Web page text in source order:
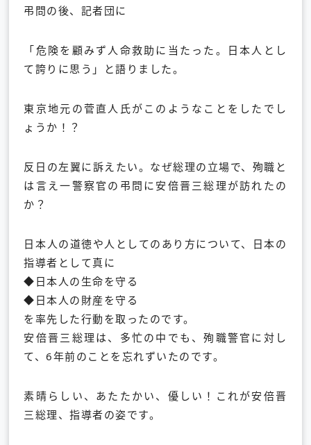
弔問の後、記者団に
「危険を顧みず人命救助に当たった。日本人とし
て誇りに思う」
と語りました。
東京地元の菅直人氏がこのようなことをしたでし
ょうか！？
反日の左翼に訴えたい。なぜ総理の立場で、 殉職と
は言え一警察官の弔問に安倍晋三総理が訪れたの
か？
日本人の道徳や人としてのあり方について、
日本の
指導者として真に
◆日本人の生命を守る
◆日本人の財産を守る
を率先した行動を取ったのです。
安倍晋三総理は、多忙の中でも、殉職警官に対し
て、6年前のことを忘れずいたのです。
素晴らしい、あたたかい、優しい！これが安倍晋
三総理、指導者の姿です。